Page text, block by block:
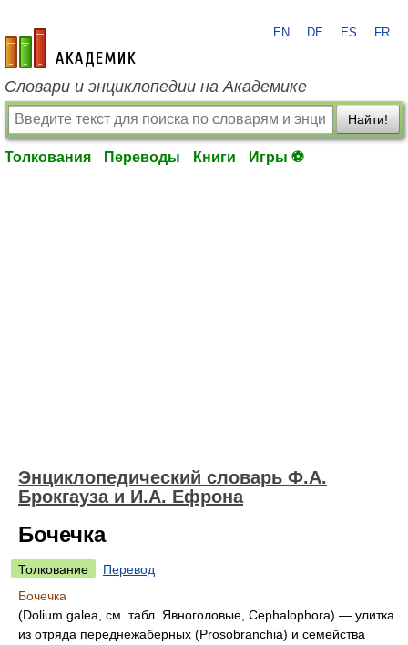
academic.ru
EN DE ES FR
Словари и энциклопедии на Академике
Найти!
Толкования Переводы Книги Игры ⚽
Энциклопедический словарь Ф.А.
Брокгауза и И.А. Ефрона
Бочечка
Толкование
Перевод
Бочечка
(Dolium galea, см. табл. Явноголовые, Cephalophora) — улитка
из отряда переднежаберных (Prosobranchia) и семейства